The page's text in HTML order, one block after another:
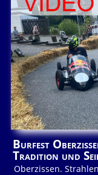
Burfest
Tradition und
Oberzissen.